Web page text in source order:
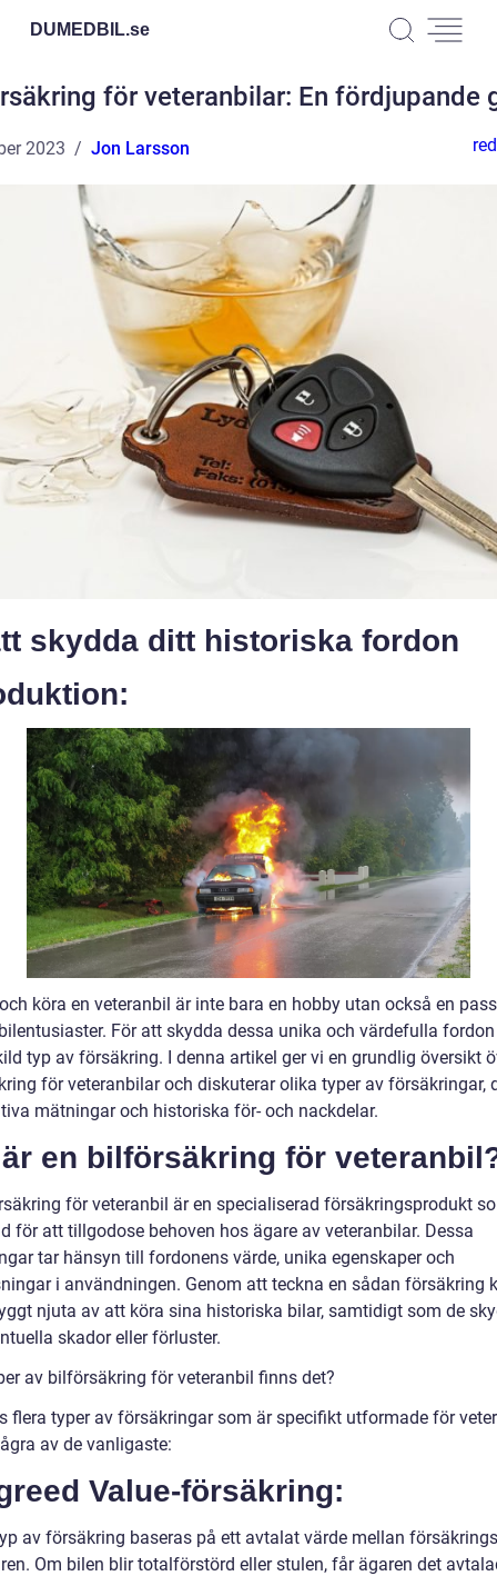
DUMEDBIL.se
för veteranbilar: En fördjupande
2023 Jon Larsson
skydda ditt historiska fordon
köra en veteranbil är inte bara en hobby utan också en
För att skydda dessa unika och värdefulla
typ av försäkring. I denna artikel ger vi en grundlig översikt
för veteranbilar och diskuterar olika typer av försäkringar,
mätningar och historiska för- och nackdelar.
är en bilförsäkring för
för veteranbil är en specialiserad försäkringsprodukt
för att tillgodose behoven hos ägare av veteranbilar. Dessa
tar hänsyn till fordonens värde, unika egenskaper och
i användningen. Genom att teckna en sådan försäkring
njuta av att köra sina historiska bilar, samtidigt som de
skador eller förluster.
av bilförsäkring för veteranbil finns det?
flera typer av försäkringar som är specifikt utformade för
av de vanligaste:
Value-försäkring:
av försäkring baseras på ett avtalat värde mellan
Om bilen blir totalförstörd eller stulen, får ägaren det